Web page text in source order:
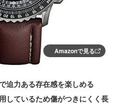
Amazonで見る
迫力ある存在感を楽しめる
しているため傷がつきにくく長